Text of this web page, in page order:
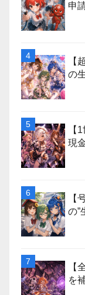
申
【
の
【
現
【
の”
【
を